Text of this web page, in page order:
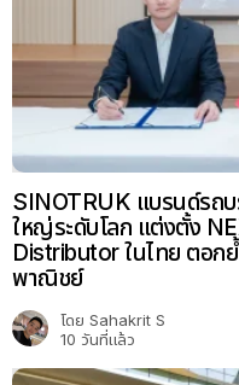
SINOTRUK แบรนด์รถ
ใหญ่ระดับโลก แต่งตั้ง
Distributor ในไทย ตอก
พาณิชย์
โดย Sahakrit S
10 วันที่แล้ว